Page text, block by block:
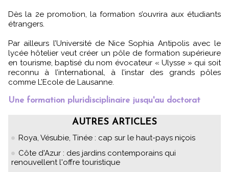
Dès la 2e promotion, la formation s’ouvrira aux étudiants
étrangers.
Par ailleurs l’Université de Nice Sophia Antipolis avec le
lycée hôtelier veut créer un pôle de formation supérieure
en tourisme, baptisé du nom évocateur « Ulysse » qui soit
reconnu à l’international, à l’instar des grands pôles
comme L’Ecole de Lausanne.
Une formation pluridisciplinaire jusqu'au doctorat
AUTRES ARTICLES
Roya, Vésubie, Tinée : cap sur le haut-pays niçois
Côte d'Azur : des jardins contemporains qui
renouvellent l'offre touristique